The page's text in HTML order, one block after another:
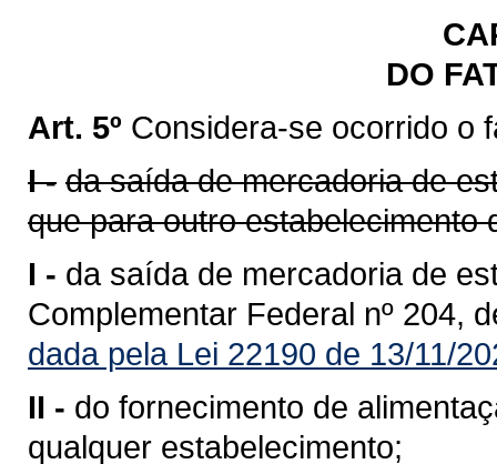
DO
Art. 5º Considera-se ocorrido o
I - da saída de mercadoria de
que para outro estabelecimento
I - da saída de mercadoria de
Complementar Federal nº 204,
dada pela Lei 22190 de 13/11/
II - do fornecimento de
qualquer estabelecimento;